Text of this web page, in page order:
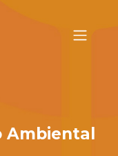
Ambiental